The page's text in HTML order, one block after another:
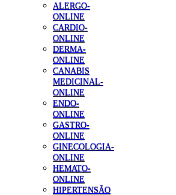
ALERGO-
ONLINE
CARDIO-
ONLINE
DERMA-
ONLINE
CANABIS
MEDICINAL-
ONLINE
ENDO-
ONLINE
GASTRO-
ONLINE
GINECOLOGIA-
ONLINE
HEMATO-
ONLINE
HIPERTENSÃO